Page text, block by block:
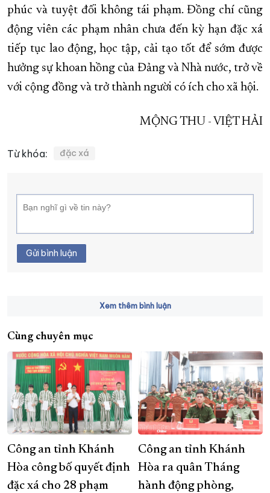
phúc và tuyệt đối không tái phạm. Đồng chí cũng
động viên các phạm nhân chưa đến kỳ hạn đặc xá
tiếp tục lao động, học tập, cải tạo tốt để sớm được
hưởng sự khoan hồng của Đảng và Nhà nước, trở về
với cộng đồng và trở thành người có ích cho xã hội.
MỘNG THU - VIỆT HẢI
Từ khóa: đặc xá
Gửi bình luận
Xem thêm bình luận
Cùng chuyên mục
Công an tỉnh Khánh
Hòa công bố quyết định
đặc xá cho 28 phạm
Công an tỉnh Khánh
Hòa ra quân Tháng
hành động phòng,